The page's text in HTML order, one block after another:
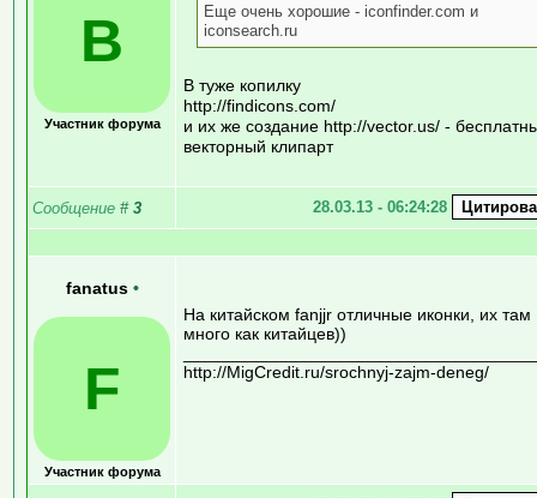
B
Участник форума
Еще очень хорошие - iconfinder.com и
iconsearch.ru
В туже копилку
http://findicons.com/
и их же создание http://vector.us/ -
векторный клипарт
Сообщение # 3 28.03.13 - 06:24:28
fanatus •
F
Участник форума
На китайском fanjjr отличные иконки, их там
много как китайцев))
http://MigCredit.ru/srochnyj-zajm-deneg/